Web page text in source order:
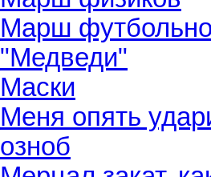
Марш
"Медведи"
Маски
Меня опять
озноб